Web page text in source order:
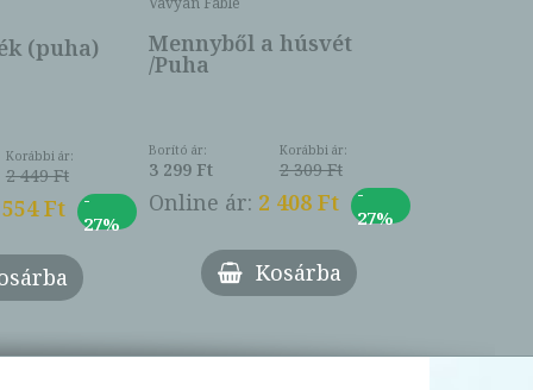
(puha)
Korábbi ár:
2 449 Ft
Ft
-
27%
Mennyből a húsvét
/Puha
Borító ár:
3 299 Ft
Korábbi ár:
2 309 Ft
Online ár: 2 408 Ft
-
27%
Kosárba